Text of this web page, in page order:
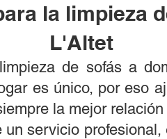
la limpieza
L'Altet
de sofás a
es único, por eso
la mejor
servicio